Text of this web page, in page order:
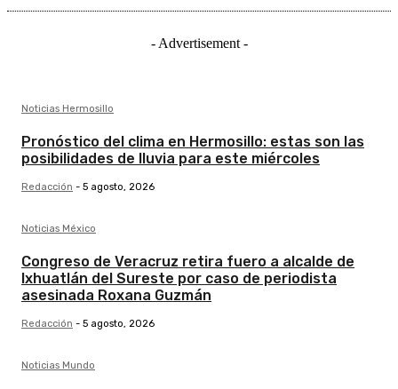
- Advertisement -
Noticias Hermosillo
Pronóstico del clima en Hermosillo: estas son las
posibilidades de lluvia para este miércoles
Redacción - 5 agosto, 2026
Noticias México
Congreso de Veracruz retira fuero a alcalde de
Ixhuatlán del Sureste por caso de periodista
asesinada Roxana Guzmán
Redacción - 5 agosto, 2026
Noticias Mundo